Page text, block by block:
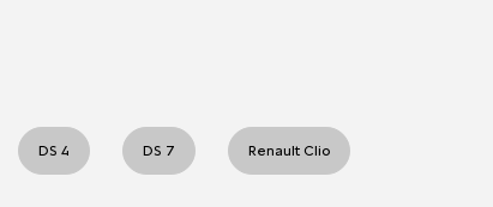
DS 4 DS 7 Renault Clio